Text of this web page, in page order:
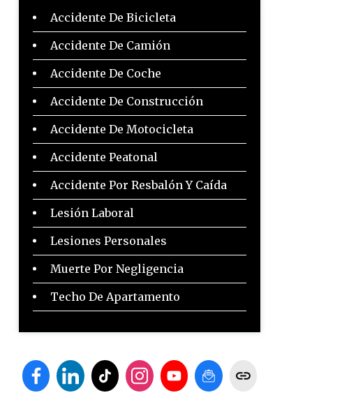
Accidente De Bicicleta
Accidente De Camión
Accidente De Coche
Accidente De Construcción
Accidente De Motocicleta
Accidente Peatonal
Accidente Por Resbalón Y Caída
Lesión Laboral
Lesiones Personales
Muerte Por Negligencia
Techo De Apartamento